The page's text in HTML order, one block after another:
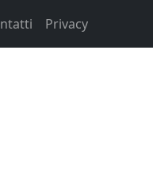
Privacy